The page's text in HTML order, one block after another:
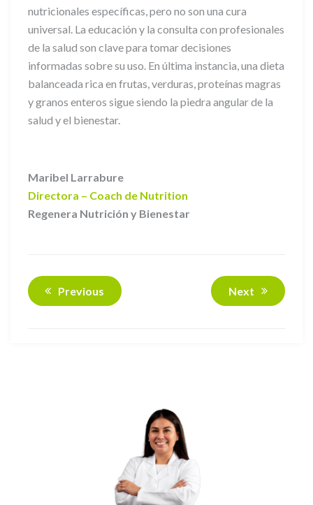
nutricionales específicas, pero no son una cura
universal. La educación y la consulta con profesionales
de la salud son clave para tomar decisiones
informadas sobre su uso. En última instancia, una dieta
balanceada rica en frutas, verduras, proteínas magras
y granos enteros sigue siendo la piedra angular de la
salud y el bienestar.
Maribel Larrabure
Directora – Coach de Nutrition
Regenera Nutrición y Bienestar
Previous Next